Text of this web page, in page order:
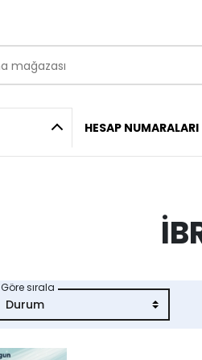
HESAP NUMARALARI
Göre sırala